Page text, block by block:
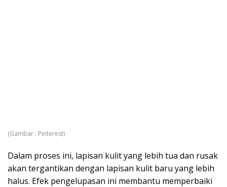
(Gambar : Pinterest)
Dalam proses ini, lapisan kulit yang lebih tua dan rusak
akan tergantikan dengan lapisan kulit baru yang lebih
halus. Efek pengelupasan ini membantu memperbaiki